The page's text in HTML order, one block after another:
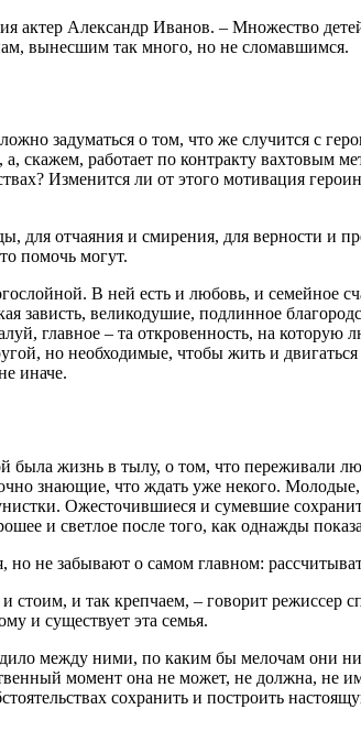
актер Александр Иванов. – Множество
вынесшим так много, но не сломавшимся.
задуматься о том, что же случится с
скажем, работает по контракту вахтовым
Изменится ли от этого мотивация
для отчаяния и смирения, для верности и
помочь могут.
В ней есть и любовь, и
зависть, великодушие, подлинное
главное – та откровенность, на
но необходимые, чтобы жить и
иначе.
жизнь в тылу, о том, что переживали
знающие, что ждать уже некого.
Ожесточившиеся и сумевшие
и светлое после того, как однажды
но не забывают о самом главном:
и так крепчаем, – говорит режиссер
и существует эта семья.
между ними, по каким бы мелочам они
момент она не может, не должна, не
сохранить и построить